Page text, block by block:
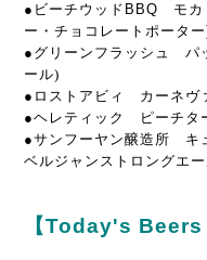
●ビーチウッドBBQ モカ
ー・チョコレートポータ
●グリーンフラッシュ パ
ール)
● ロストアビィ カーネヴ
●ヘレティック ピーチタ
●サンフーヤン醸造所 キ
ベルジャンストロングエ
【Today's Beers